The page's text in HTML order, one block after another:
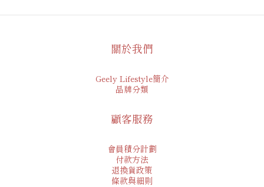
關於我們
Geely Lifestyle簡介
品牌分類
顧客服務
會員積分計劃
付款方法
退換貨政策
條款與細則